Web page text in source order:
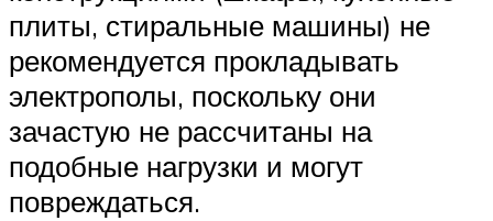
плиты, стиральные машины) не
рекомендуется прокладывать
электрополы, поскольку они
зачастую не рассчитаны на
подобные нагрузки и могут
повреждаться.